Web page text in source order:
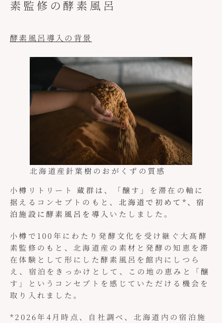
素監修の酵素風呂
酵素風呂導入の背景
北海道産針葉樹のおがくずの質感
小樽リトリート 蔵群は、「醸す」を滞在の軸に
据えるコンセプトのもと、 北海道で初めて*、宿
泊施設に酵素風呂を導入 いたしました。
小樽で100年にわたり発酵文化を受け継ぐ大髙酵
素監修のもと、北海道産の素材と発酵の知恵を滞
在体験として形にした酵素風呂を館内にしつら
え、宿泊をきっかけとして、この地の恵みと「醸
す」というコンセプトを感じていただける機会を
取り入れました。
*2026年4月時点、自社調べ、北海道内の宿泊施